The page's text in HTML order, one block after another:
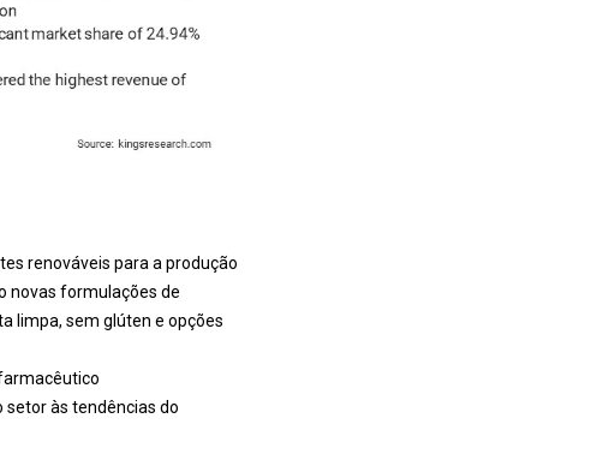
renováveis para a produção
novas formulações de
limpa, sem glúten e opções
às tendências do